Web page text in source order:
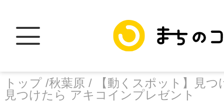
トップ /秋葉原 /
【動くスポット】見
見つけたら アキコインプレゼント